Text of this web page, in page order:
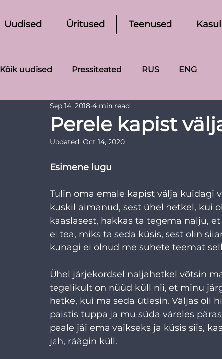
Uudised Üritused Teenused
Kõik uudised Pressiteated RUS ENG
Perele kapist
Sep 14, 2018 4 min read
Updated: Oct 14, 2020
Esimene lugu
Tulin oma emale kapist välja kuidagi
kuskil aimanud, sest ühel hetkel, kui
kaaslasest, hakkas ta tegema nalju,
ei tea, miks ta seda küsis, sest olin
kunagi ei olnud me suhete teemat
Ühel järjekordsel naljahetkel võtsin
tegelikult on nüüd küll nii, et minu
hetke, kui ma seda ütlesin. Väljas oli
paistis tuppa ja mu süda väreles
peale jäi ema vaikseks ja küsis siis,
jah, räägin küll.